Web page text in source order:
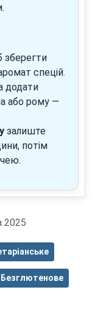
зберегти
спецій.
або рому —
залиште
потім
2025
Безглютенове